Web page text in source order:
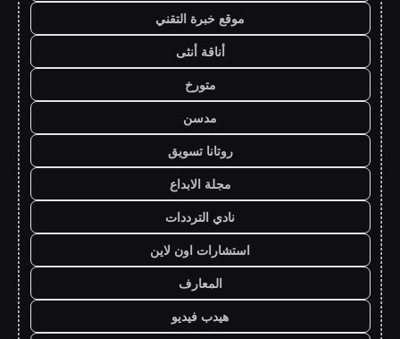
موقع خبرة التقني
أناقة أنثى
متورخ
مدسن
روتانا تسويق
مجلة الابداع
نادي الترددات
استشارات اون لاين
المعارف
هيدب فيديو